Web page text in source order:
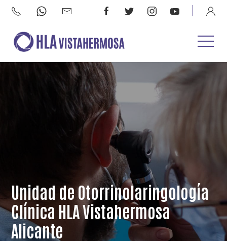
Unidad de Otorrinolaringología
Clínica HLA Vistahermosa
Alicante